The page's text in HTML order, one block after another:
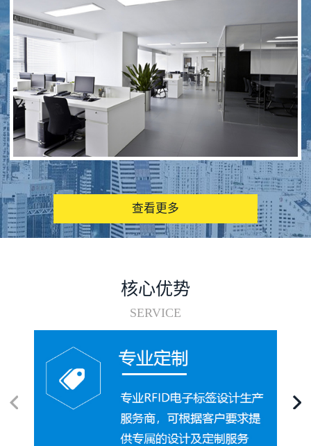
图书馆RFID电子标签管理系统
查看更多
核心优势
SERVICE